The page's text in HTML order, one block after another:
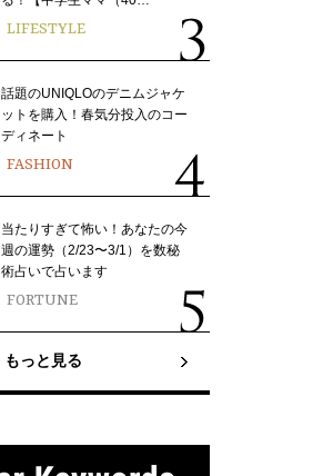
LIFESTYLE
話題のUNIQLOのデニムジャケ
ットを購入！春気分投入のコー
ディネート
FASHION
当たりすぎて怖い！あなたの今
週の運勢（2/23〜3/1）を数秘
術占いで占います
FORTUNE
もっと見る